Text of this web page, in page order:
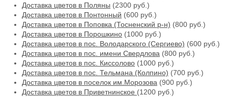
Доставка цветов в Поляны (2300 руб.)
Доставка цветов в Понтонный (600 руб.)
Доставка цветов в Поповка (Тосненский р-н) (800 руб.)
Доставка цветов в Порошкино (1000 руб.)
Доставка цветов в пос. Володарского (Сергиево) (600 руб.)
Доставка цветов в пос. имени Свердлова (800 руб.)
Доставка цветов в пос. Киссолово (1000 руб.)
Доставка цветов в пос. Тельмана (Колпино) (700 руб.)
Доставка цветов в поселок им.Морозова (900 руб.)
Доставка цветов в Приветнинское (1200 руб.)